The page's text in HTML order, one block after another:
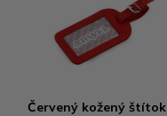
Červený kožený štítok